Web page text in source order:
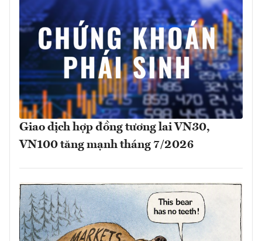
Giao dịch hợp đồng tương lai VN30,
VN100 tăng mạnh tháng 7/2026